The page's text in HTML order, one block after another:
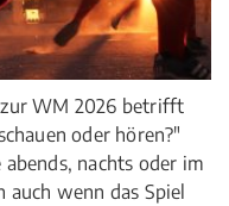
WM 2026 betrifft
oder hören?"
nachts oder im
wenn das Spiel